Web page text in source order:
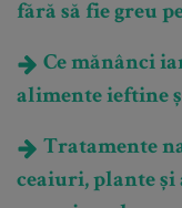
fără să fie greu
Ce mănânci
alimente ieftine
Tratamente
ceaiuri, plante și